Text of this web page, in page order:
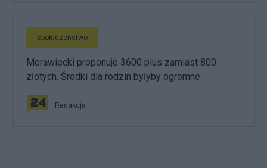
Społeczeństwo
Morawiecki proponuje 3600 plus zamiast 800
złotych. Środki dla rodzin byłyby ogromne
Redakcja